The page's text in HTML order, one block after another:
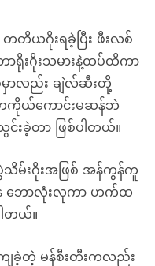
တိယဂိုးရခဲ့ပြီး ဖီးလစ်
ရိုးဂိုးသမားနဲ့ထပ်ထိကာ
မှာလည်း ချဲလ်ဆီးတို့
တကိုယ်ကောင်းမဆန်ဘဲ
ခဲ့တာ ဖြစ်ပါတယ်။
မ်းဂိုးအဖြစ် အန်ကွန်ကူ
ေ ဘောလုံးလုကာ ဟက်ထ
ါတယ်။
ခဲ့တဲ့ မန်စီးတီးကလည်း